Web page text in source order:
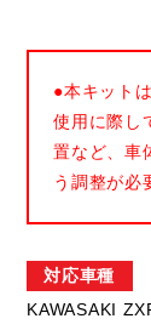
●本キット
使用に際し
置など、車
う調整が必
対応車種
KAWASAKI